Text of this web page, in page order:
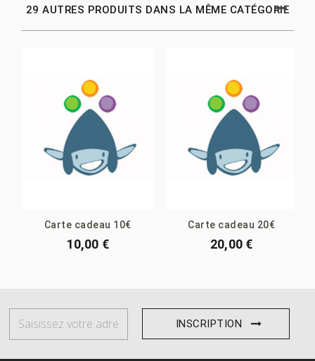
29 AUTRES PRODUITS DANS LA MÊME CATÉGORIE
Carte cadeau 10€
10,00 €
Carte cadeau 20€
20,00 €
INSCRIPTION